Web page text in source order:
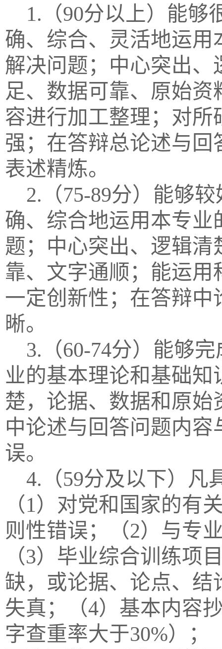
1.（90分以上）能够
确、综合、灵活地运
解决问题；中心突出
足、数据可靠、原始
容进行加工整理；对
强；在答辩总论述与
表述精炼。
2.（75-89分）能够
确、综合地运用本专
题；中心突出、逻辑
靠、文字通顺；能运
一定创新性；在答辩
晰。
3.（60-74分）能够
业的基本理论和基础
楚，论据、数据和原
中论述与回答问题内
误。
4.（59分及以下）凡
（1）对党和国家的有
则性错误；（2）与专
（3）毕业综合训练项
缺，或论据、论点、
失真；（4）基本内容
字查重率大于30%）；